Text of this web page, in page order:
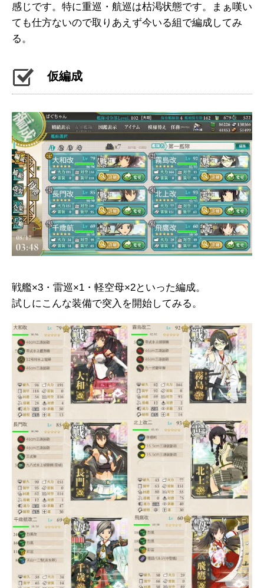
感じです。特に重巡・航巡は枯渇状態です。まぁ嘆い
ても仕方ないので取りあえず今いる組で編成してみ
る。
仮編成
戦艦×3・雷巡×1・軽空母×2といった編成。
試しにこんな装備で突入を開始してみる。